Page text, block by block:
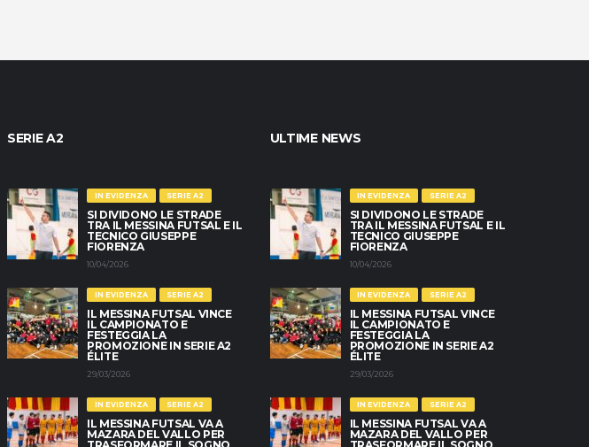
SERIE A2
IN EVIDENZA SERIE A2
SI DIVIDONO LE STRADE
TRA IL MESSINA FUTSAL E IL
TECNICO GIUSEPPE
FIORENZA
10/04/2026
IN EVIDENZA SERIE A2
IL MESSINA FUTSAL VINCE
IL CAMPIONATO E
FESTEGGIA LA
PROMOZIONE IN SERIE A2
ÉLITE
29/03/2026
IN EVIDENZA SERIE A2
IL MESSINA FUTSAL VA A
MAZARA DEL VALLO PER
ULTIME NEWS
IN EVIDENZA SERIE A2
SI DIVIDONO LE STRADE
TRA IL MESSINA FUTSAL E IL
TECNICO GIUSEPPE
FIORENZA
10/04/2026
IN EVIDENZA SERIE A2
IL MESSINA FUTSAL VINCE
IL CAMPIONATO E
FESTEGGIA LA
PROMOZIONE IN SERIE A2
ÉLITE
29/03/2026
IN EVIDENZA SERIE A2
IL MESSINA FUTSAL VA A
MAZARA DEL VALLO PER